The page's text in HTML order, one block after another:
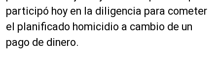
participó hoy en la diligencia para cometer
el planificado homicidio a cambio de un
pago de dinero.